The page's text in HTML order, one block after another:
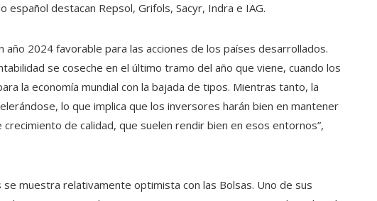
destacan Repsol, Grifols, Sacyr, Indra e IAG.
año 2024 favorable para las acciones de los países desarrollados.
se coseche en el último tramo del año que viene, cuando los
la economía mundial con la bajada de tipos. Mientras tanto, la
lo que implica que los inversores harán bien en mantener
de calidad, que suelen rendir bien en esos entornos”,
se muestra relativamente optimista con las Bolsas. Uno de sus